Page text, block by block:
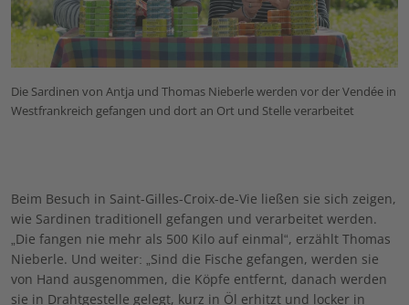
Die Sardinen von Antja und Thomas Nieberle werden vor der Vendée in
Westfrankreich gefangen und dort an Ort und Stelle verarbeitet
Beim Besuch in Saint-Gilles-Croix-de-Vie ließen sie sich zeigen,
wie Sardinen traditionell gefangen und verarbeitet werden.
„Die fangen nie mehr als 500 Kilo auf einmal“, erzählt Thomas
Nieberle. Und weiter: „Sind die Fische gefangen, werden sie
von Hand ausgenommen, die Köpfe entfernt, danach werden
sie in Drahtgestelle gelegt, kurz in Öl erhitzt und locker in